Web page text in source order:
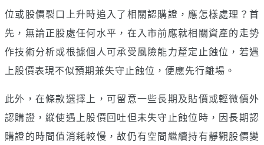
位或股價裂口上升時追入了相關認購證，應怎樣處理？首
先，無論正股處任何水平，在入市前應就相關資產的走勢
作技術分析或根據個人可承受風險能力釐定止蝕位，若遇
上股價表現不似預期兼失守止蝕位，便應先行離場。
此外，在條款選擇上，可留意一些長期及貼價或輕微價外
認購證，縱使遇上股價回吐但未失守止蝕位時，因長期認
購證的時間值消耗較慢，故仍有空間繼續持有靜觀股價變